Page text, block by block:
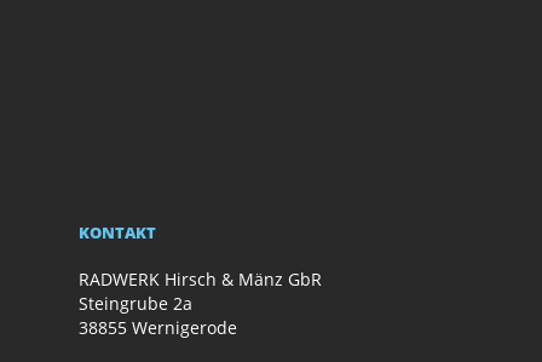
KONTAKT
RADWERK Hirsch & Mänz GbR
Steingrube 2a
38855 Wernigerode